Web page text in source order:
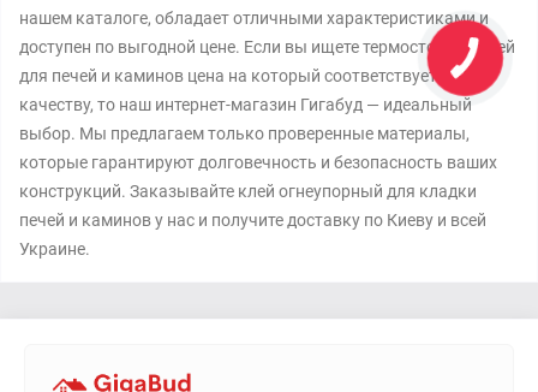
нашем каталоге, обладает отличными характеристиками и
доступен по выгодной цене. Если вы ищете термостойкий клей
для печей и каминов цена на который соответствует его
качеству, то наш интернет-магазин Гигабуд — идеальный
выбор. Мы предлагаем только проверенные материалы,
которые гарантируют долговечность и безопасность ваших
конструкций. Заказывайте клей огнеупорный для кладки
печей и каминов у нас и получите доставку по Киеву и всей
Украине.